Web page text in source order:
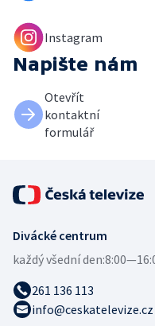
Instagram
Napište nám
Otevřít
kontaktní
formulář
Divácké centrum
každý všední den:
261 136 113
info@ceskatelevize.cz